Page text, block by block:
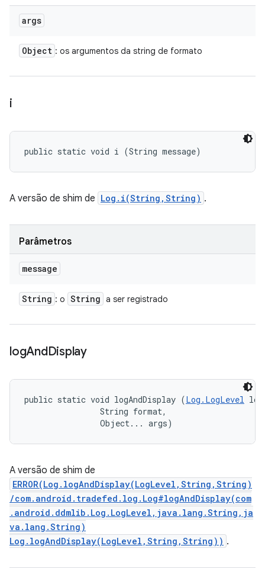
args
Object : os argumentos da string de formato
i
public static void i (String message)
A versão de shim de Log.i(String,String) .
Parâmetros
message
String : o String a ser registrado
logAndDisplay
public static void logAndDisplay (Log.LogLevel
                String format,
                Object... args)
A versão de shim de
ERROR(Log.logAndDisplay(LogLevel,String,String)
/com.android.tradefed.log.Log#logAndDisplay(com
.android.ddmlib.Log.LogLevel,java.lang.String,ja
va.lang.String)
Log.logAndDisplay(LogLevel,String,String)) .